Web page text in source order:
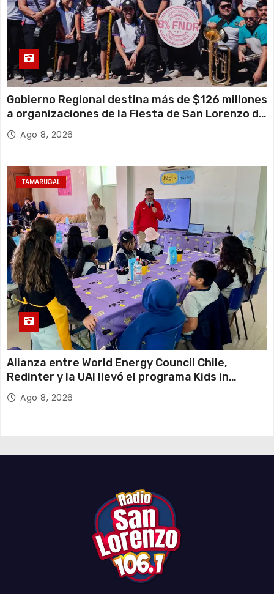
Gobierno Regional destina más de $126 millones
a organizaciones de la Fiesta de San Lorenzo de
Tarapacá
Ago 8, 2026
TAMARUGAL
Alianza entre World Energy Council Chile,
Redinter y la UAI llevó el programa Kids in
Energy a Arica y Pozo Almonte
Ago 8, 2026